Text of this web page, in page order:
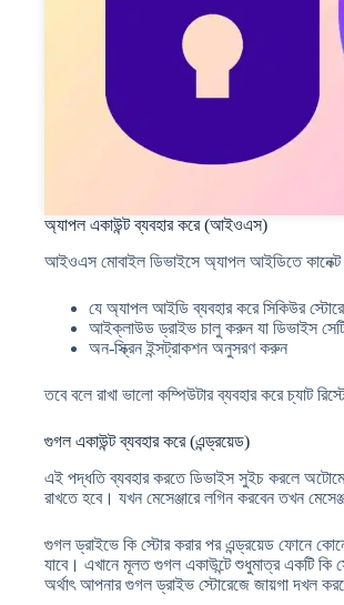
অ্যাপল একাউন্ট ব্যবহার করে (আইওএস)
আইওএস মোবাইল ডিভাইসে অ্যাপল আইডিতে কানেক্ট
যে অ্যাপল আইডি ব্যবহার করে সিকিউর
আইক্লাউড ড্রাইভ চালু করুন যা ডিভাইস
অন-স্ক্রিন ইন্সট্রাকশন অনুসরণ করুন
তবে বলে রাখা ভালো কম্পিউটার ব্যবহার করে চ্যাট
গুগল একাউন্ট ব্যবহার করে (এন্ড্রয়েড)
এই পদ্ধতি ব্যবহার করতে ডিভাইস সুইচ করলে
রাখতে হবে। যখন মেসেঞ্জারে লগিন করবেন তখন
গুগল ড্রাইভে কি স্টোর করার পর এন্ড্রয়েড ফোনে
যাবে। এখানে মূলত গুগল একাউন্টে শুধুমাত্র একটি কি
অর্থাৎ আপনার গুগল ড্রাইভ স্টোরেজে জায়গা দখল